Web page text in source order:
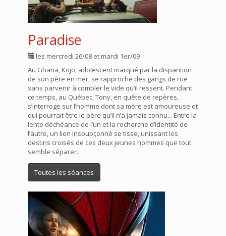
Paradise
les mercredi 26/08 et mardi 1er/09
Au Ghana, Kojo, adolescent marqué par la disparition
de son père en mer, se rapproche des gangs de rue
sans parvenir à combler le vide qu’il ressent. Pendant
ce temps, au Québec, Tony, en quête de repères,
s’interroge sur l’homme dont sa mère est amoureuse et
qui pourrait être le père qu’il n’a jamais connu... Entre la
lente déchéance de l’un et la recherche d’identité de
l’autre, un lien insoupçonné se tisse, unissant les
destins croisés de ces deux jeunes hommes que tout
semble séparer.
Toutes les séances